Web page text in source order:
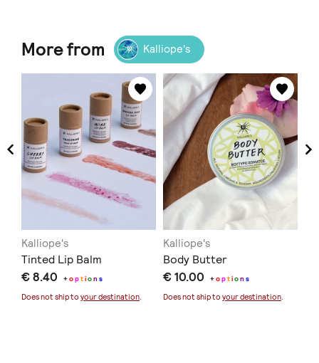
More from Kalliope's
Kalliope's
Τinted Lip Balm
€ 8.40 +option s
Does not ship to your destination.
Kalliope's
Body Butter
€ 10.00 +option s
Does not ship to your destination.